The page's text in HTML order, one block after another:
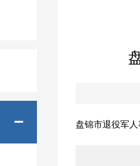
盘锦市退役军